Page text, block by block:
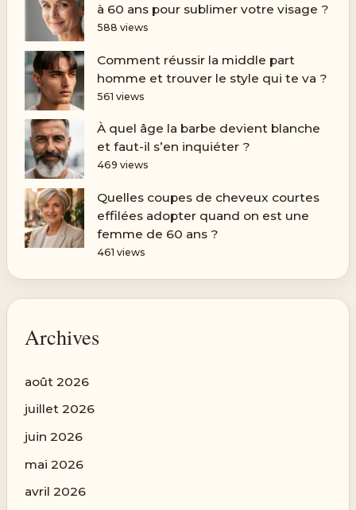
à 60 ans pour sublimer votre visage ?
588 views
Comment réussir la middle part
homme et trouver le style qui te va ?
561 views
À quel âge la barbe devient blanche
et faut-il s’en inquiéter ?
469 views
Quelles coupes de cheveux courtes
effilées adopter quand on est une
femme de 60 ans ?
461 views
Archives
août 2026
juillet 2026
juin 2026
mai 2026
avril 2026